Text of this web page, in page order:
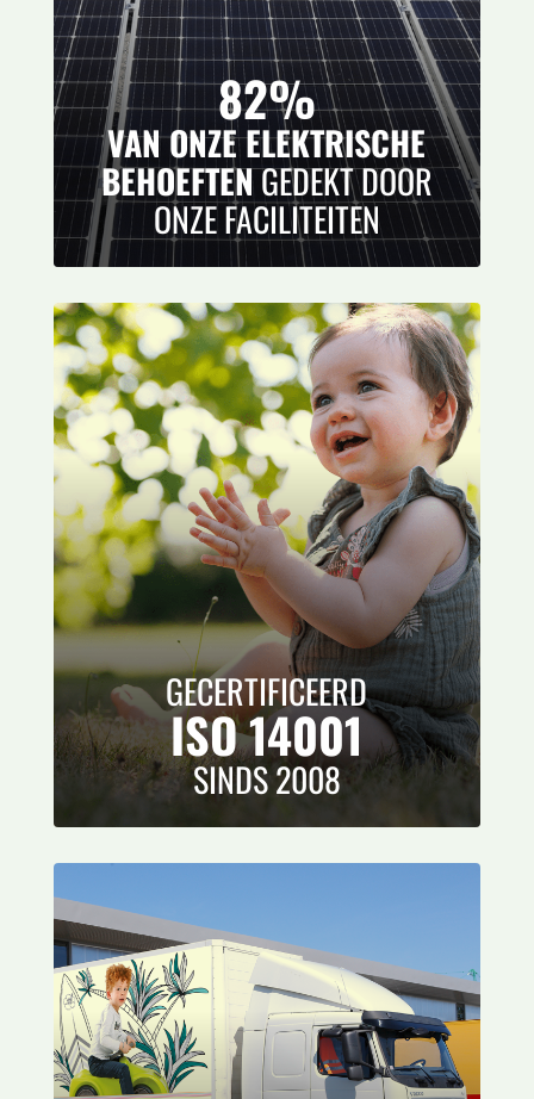
82%
VAN ONZE ELEKTRISCHE
BEHOEFTENGEDEKT DOOR
ONZE FACILITEITEN
GECERTIFICEERD
ISO 14001
SINDS 2008